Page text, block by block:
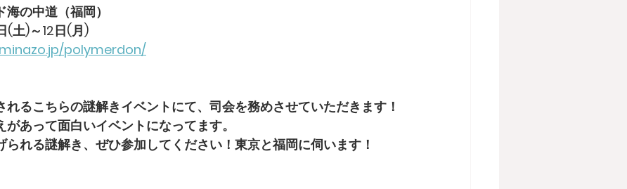
の中道（福岡）
(土)～12日(月)
polymerdon/
るこちらの謎解きイベントにて、司会を務めさせていただきます！
あって面白いイベントになってます。
れる謎解き、ぜひ参加してください！東京と福岡に伺います！